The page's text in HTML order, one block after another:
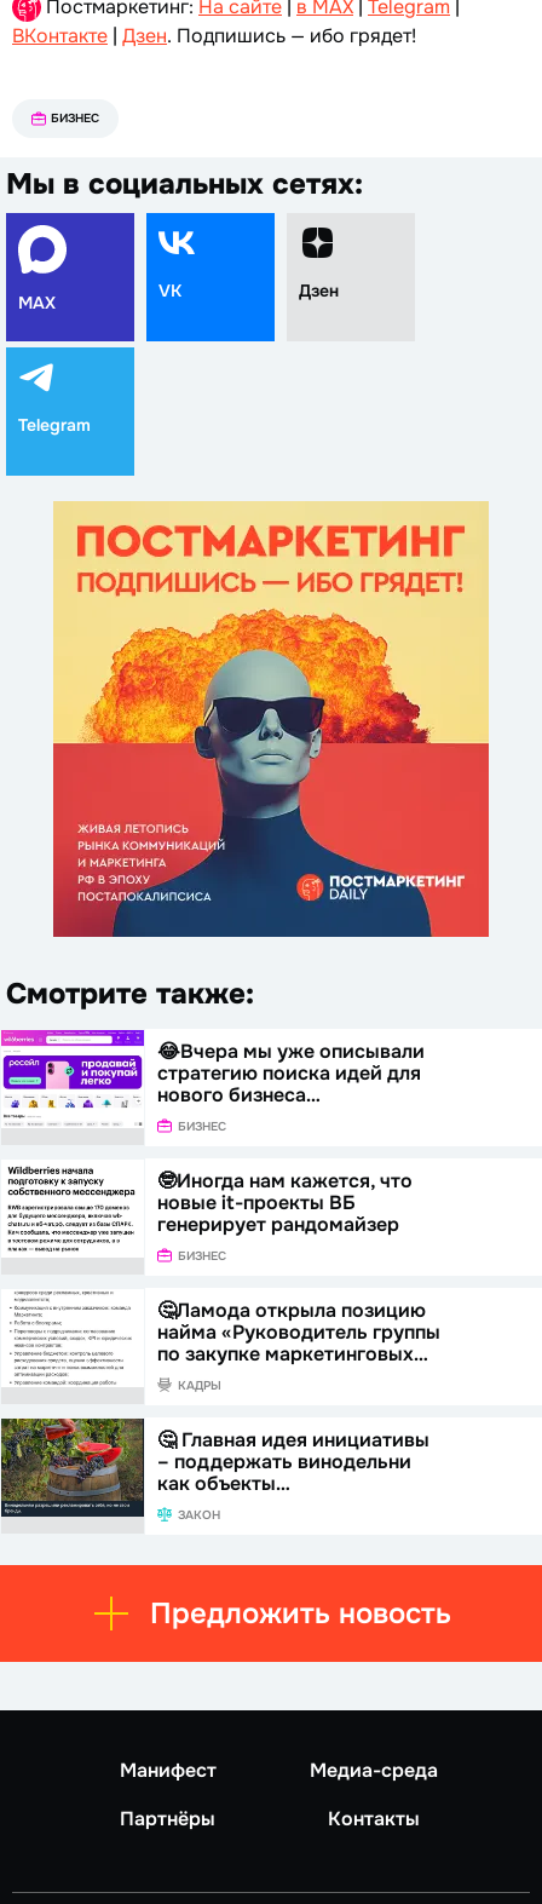
Постмаркетинг: На сайте | в MAX | Telegram |
ВКонтакте | Дзен. Подпишись — ибо грядет!
БИЗНЕС
Мы в социальных сетях:
MAX
VK Дзен
Telegram
Смотрите также:
😂Вчера мы уже описывали
стратегию поиска идей для
нового бизнеса…
БИЗНЕС
🤓Иногда нам кажется, что
новые it-проекты ВБ
генерирует рандомайзер
БИЗНЕС
🤔Ламода открыла позицию
найма «Руководитель группы
по закупке маркетинговых…
КАДРЫ
🤔 Главная идея инициативы
– поддержать винодельни
как объекты…
ЗАКОН
Предложить новость
Манифест
Медиа-среда
Партнёры
Контакты